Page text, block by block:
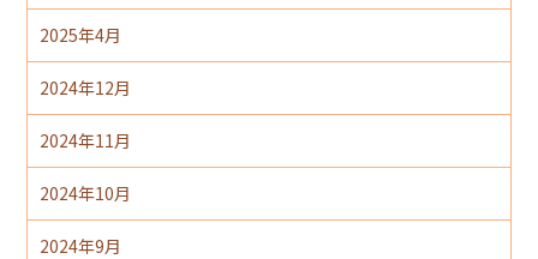
2025年4月
2024年12月
2024年11月
2024年10月
2024年9月